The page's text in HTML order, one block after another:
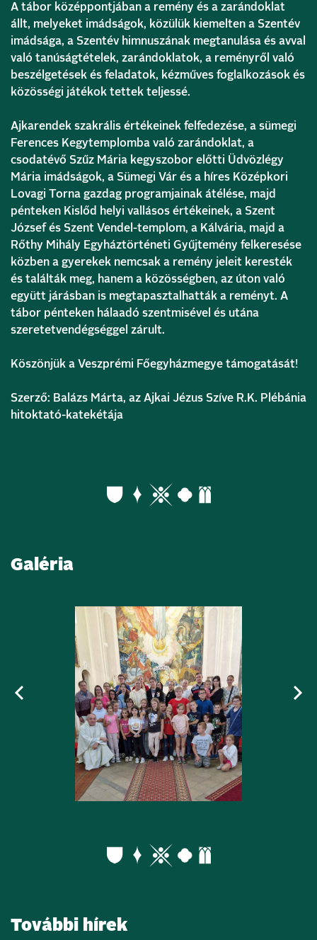
A tábor középpontjában a remény és a zarándoklat
állt, melyeket imádságok, közülük kiemelten a Szentév
imádsága, a Szentév himnuszának megtanulása és avval
való tanúságtételek, zarándoklatok, a reményről való
beszélgetések és feladatok, kézműves foglalkozások és
közösségi játékok tettek teljessé.
Ajkarendek szakrális értékeinek felfedezése, a sümegi
Ferences Kegytemplomba való zarándoklat, a
csodatévő Szűz Mária kegyszobor előtti Üdvözlégy
Mária imádságok, a Sümegi Vár és a híres Középkori
Lovagi Torna gazdag programjainak átélése, majd
pénteken Kislőd helyi vallásos értékeinek, a Szent
József és Szent Vendel-templom, a Kálvária, majd a
Rőthy Mihály Egyháztörténeti Gyűjtemény felkeresése
közben a gyerekek nemcsak a remény jeleit keresték
és találták meg, hanem a közösségben, az úton való
együtt járásban is megtapasztalhatták a reményt. A
tábor pénteken hálaadó szentmisével és utána
szeretetvendégséggel zárult.
Köszönjük a Veszprémi Főegyházmegye támogatását!
Szerző: Balázs Márta, az Ajkai Jézus Szíve R.K. Plébánia
hitoktató-katekétája
Galéria
További hírek